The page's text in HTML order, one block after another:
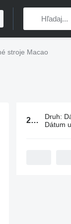
stroje Macao
20 inzerátov: Druh:
Dátum